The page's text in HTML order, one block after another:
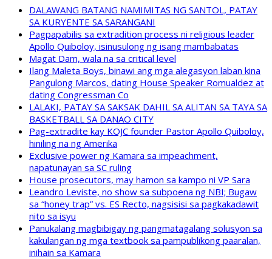
DALAWANG BATANG NAMIMITAS NG SANTOL, PATAY
SA KURYENTE SA SARANGANI
Pagpapabilis sa extradition process ni religious leader
Apollo Quiboloy, isinusulong ng isang mambabatas
Magat Dam, wala na sa critical level
Ilang Maleta Boys, binawi ang mga alegasyon laban kina
Pangulong Marcos, dating House Speaker Romualdez at
dating Congressman Co
LALAKI, PATAY SA SAKSAK DAHIL SA ALITAN SA TAYA SA
BASKETBALL SA DANAO CITY
Pag-extradite kay KOJC founder Pastor Apollo Quiboloy,
hiniling na ng Amerika
Exclusive power ng Kamara sa impeachment,
napatunayan sa SC ruling
House prosecutors, may hamon sa kampo ni VP Sara
Leandro Leviste, no show sa subpoena ng NBI; Bugaw
sa “honey trap” vs. ES Recto, nagsisisi sa pagkakadawit
nito sa isyu
Panukalang magbibigay ng pangmatagalang solusyon sa
kakulangan ng mga textbook sa pampublikong paaralan,
inihain sa Kamara